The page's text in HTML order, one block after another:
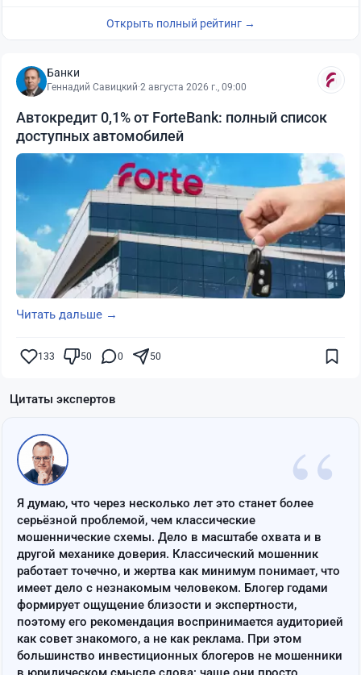
Открыть полный рейтинг →
Банки
Геннадий Савицкий·2 августа 2026 г., 09:00
Автокредит 0,1% от ForteBank: полный список
доступных автомобилей
Читать дальше →
133 50 0 50
Цитаты экспертов
“
Я думаю, что через несколько лет это станет более
серьёзной проблемой, чем классические
мошеннические схемы. Дело в масштабе охвата и в
другой механике доверия. Классический мошенник
работает точечно, и жертва как минимум понимает, что
имеет дело с незнакомым человеком. Блогер годами
формирует ощущение близости и экспертности,
поэтому его рекомендация воспринимается аудиторией
как совет знакомого, а не как реклама. При этом
большинство инвестиционных блогеров не мошенники